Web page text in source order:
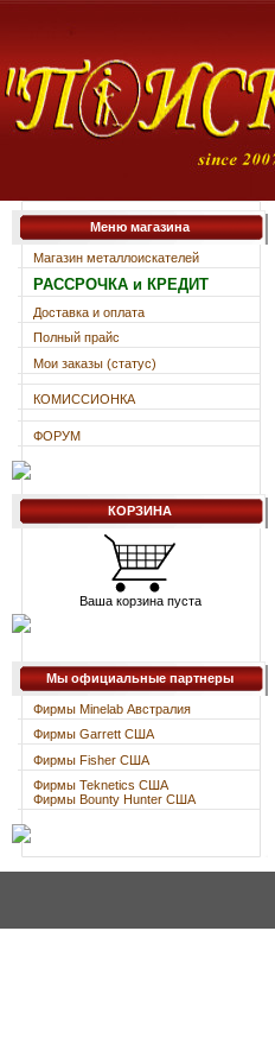
Меню магазина
Магазин металлоискателей
РАССРОЧКА и КРЕДИТ
Доставка и оплата
Полный прайс
Мои заказы (статус)
КОМИССИОНКА
ФОРУМ
КОРЗИНА
Ваша корзина пуста
Мы официальные партнеры
Фирмы Minelab Австралия
Фирмы Garrett США
Фирмы Fisher США
Фирмы Teknetics США
Фирмы Bounty Hunter США